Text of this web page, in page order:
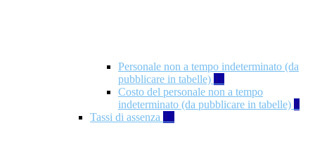
Personale non a tempo indeterminato (da
pubblicare in tabelle) 11
Costo del personale non a tempo
indeterminato (da pubblicare in tabelle) 8
Tassi di assenza 12